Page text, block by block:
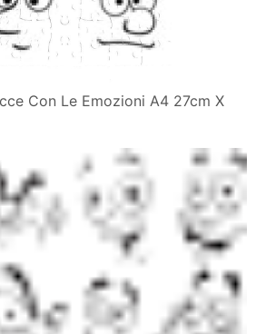
Con Le Emozioni A4 27cm X